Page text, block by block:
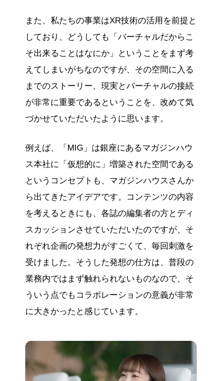
また、私たちの事業はXR技術の活用を前提と
しており、どうしても「バーチャルだからこ
そ出来ることはなにか」ということをまず考
えてしまいがちなのですが、その空間に入る
までのストーリー、現実とバーチャルの接続
が非常に重要であるということを、改めて気
づかせていただいたように思います。
例えば、「MIG」は銀座にあるマガジンハウ
ス本社に「仮想的に」増築された空間である
というコンセプトも、マガジンハウスさんか
ら出てきたアイデアです。コンテンツの内容
を考えるときにも、各誌の編集者の方とディ
スカッションさせていただいたのですが、そ
れぞれ企画の発想力がすごくて、毎回刺激を
受けました。そうした発想の仕方は、普段の
業務内ではまず触れられないものなので、そ
ういう点でもコラボレーションの意義が非常
に大きかったと感じています。